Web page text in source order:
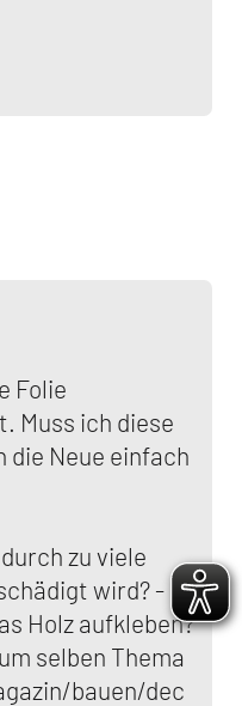
Folie
Muss ich diese
die Neue einfach
zu viele
wird? -
Holz aufkleben?
selben Thema
bauen/dec